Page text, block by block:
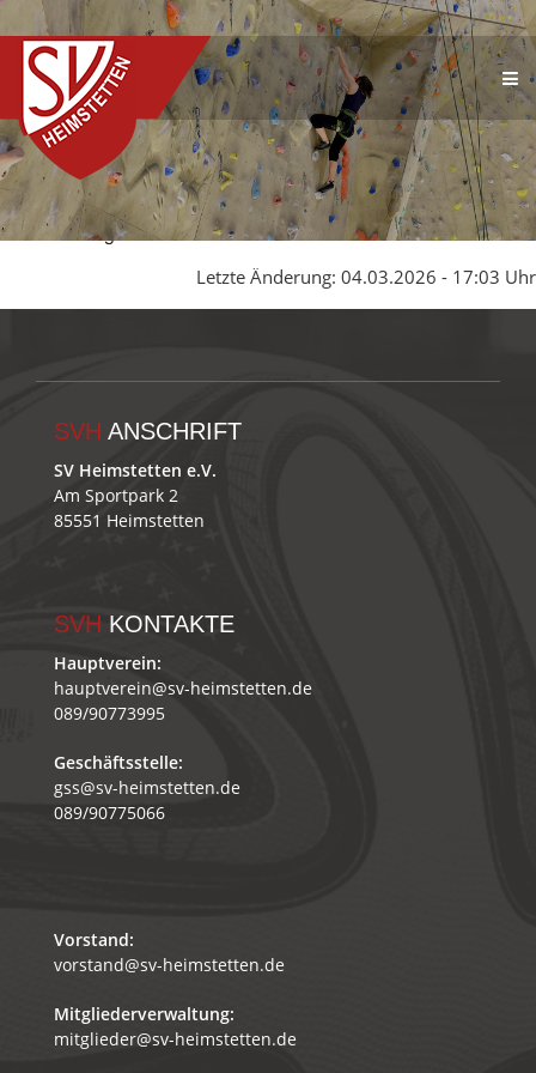
Keine Schlagwörter
Letzte Änderung: 04.03.2026 - 17:03 Uhr
SVH ANSCHRIFT
SV Heimstetten e.V.
Am Sportpark 2
85551 Heimstetten
SVH KONTAKTE
Hauptverein:
hauptverein@sv-heimstetten.de
089/90773995
Geschäftsstelle:
gss@sv-heimstetten.de
089/90775066
Vorstand:
vorstand@sv-heimstetten.de
Mitgliederverwaltung:
mitglieder@sv-heimstetten.de